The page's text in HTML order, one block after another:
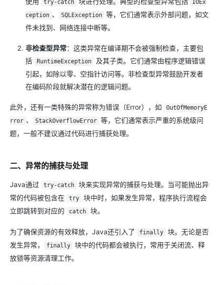
try-catch
IOEx
ception 、 SQLException
等，它们通常表示外部问题，如文
件未找到、网络连接中断等。
非检查型异常：这类异常在编译期不会被强制检查，主要包
括
RuntimeException
及其子类。它们通常由程序逻辑错误
引起，如除以零、空指针访问等。非检查型异常鼓励开发者
在编码阶段就解决潜在的逻辑问题。
此外，还有一类特殊的异常称为错误（Error），如
OutOfMemoryE
rror 、 StackOverflowError
等，它们通常表示严重的系统级问
题，一般不建议通过代码进行捕获处理。
二、异常的捕获与处理
Java通过 try-catch
块来实现异常的捕获与处理。当可能抛出异
常的代码被包含在
try
块中时，如果发生异常，程序执行流程会
立即跳转到对应的
catch 块。
为了确保资源的有效释放，Java还引入了 finally
块。无论是否
发生异常，
finally
块中的代码都会被执行，常用于关闭流、释
放锁等资源清理工作。